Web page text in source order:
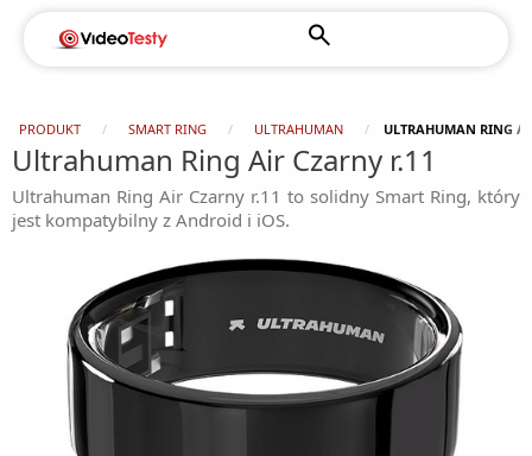
PRODUKT SMART RING ULTRAHUMAN ULTRAHUMAN RING
Ultrahuman Ring Air Czarny r.11
Ultrahuman Ring Air Czarny r.11 to solidny Smart Ring, który
jest kompatybilny z Android i iOS.